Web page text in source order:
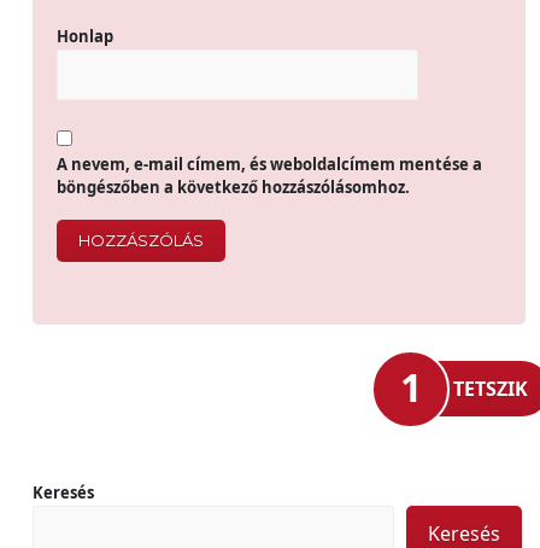
Honlap
A nevem, e-mail címem, és weboldalcímem mentése a
böngészőben a következő hozzászólásomhoz.
1 TETSZIK
Keresés
Keresés